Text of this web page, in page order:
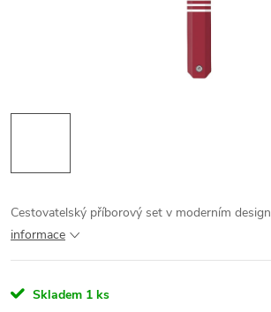
Cestovatelský příborový set v moderním
informace
Skladem 1 ks